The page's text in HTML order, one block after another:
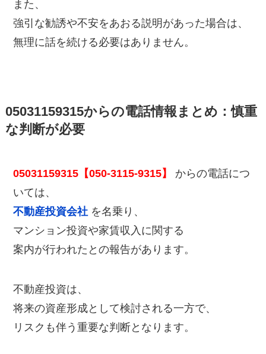
また、
強引な勧誘や不安をあおる説明があった場合は、
無理に話を続ける必要はありません。
05031159315からの電話情報まとめ：慎重
な判断が必要
05031159315【050-3115-9315】
からの電話につ
いては、
不動産投資会社 を名乗り、
マンション投資や家賃収入に関する
案内が行われたとの報告があります。
不動産投資は、
将来の資産形成として検討される一方で、
リスクも伴う重要な判断となります。